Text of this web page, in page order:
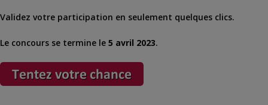
Validez votre participation en seulement quelques clics.
Le concours se termine le 5 avril 2023.